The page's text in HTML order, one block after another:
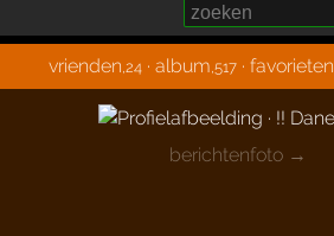
vrienden ,24 ·album ,517 ·favorieten
berichtenfoto →